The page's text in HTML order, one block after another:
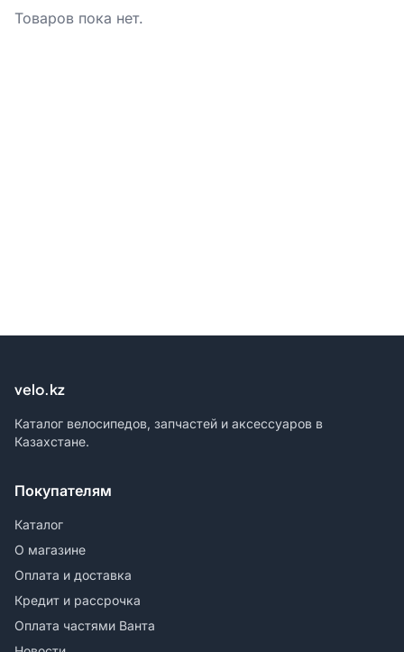
Товаров пока нет.
velo.kz
Каталог велосипедов, запчастей и аксессуаров в
Казахстане.
Покупателям
Каталог
О магазине
Оплата и доставка
Кредит и рассрочка
Оплата частями Ванта